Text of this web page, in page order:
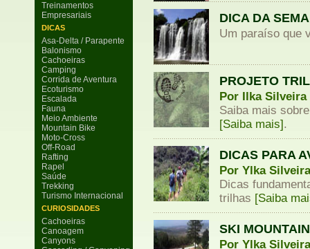
Treinamentos
Empresariais
DICAS
Asa-Delta / Parapente
Balonismo
Cachoeiras
Camping
Corrida de Aventura
Ecoturismo
Escalada
Fauna
Meio Ambiente
Mountain Bike
Moto-Cross
Off-Road
Rafting
Rapel
Saúde
Trekking
Turismo Internacional
CURIOSIDADES
Cachoeiras
Canoagem
Canyons
DICA DA
Um paraíso que
PROJETO
Por Ilka Silveira
Saiba mais
[Saiba mais].
DICAS PARA
Por Ylka Silveira
Dicas
trilhas [Saiba
SKI
Por Ylka Silveira